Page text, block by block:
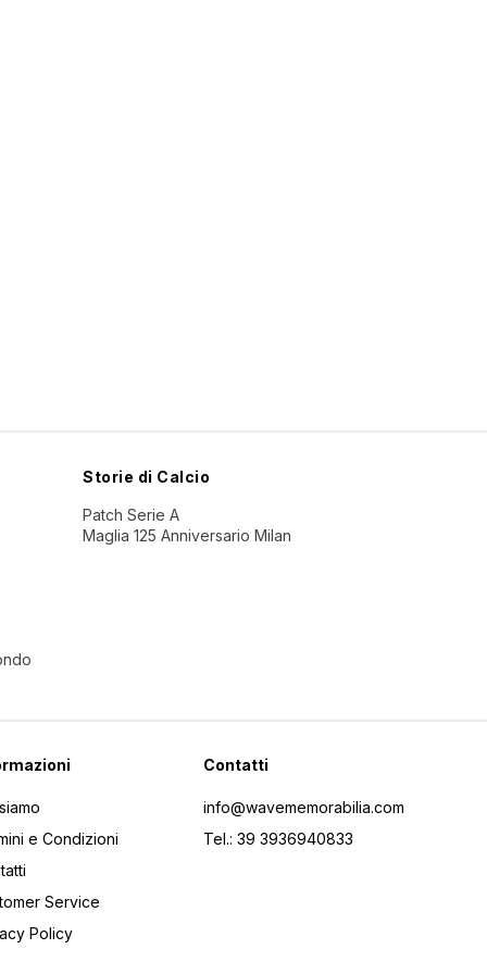
Storie di Calcio
Patch Serie A
Maglia 125 Anniversario Milan
e Condizioni
Service
Policy
Contatti
info@wavememorabilia.com
Tel.: 39 3936940833